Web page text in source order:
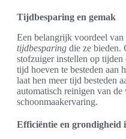
Tijdbesparing en gemak
Een belangrijk voordeel
tijdbesparing die ze bieden.
stofzuiger instellen op tijden
tijd hoeven te besteden aan
laat hen meer tijd besteden
automatisch reinigen van
schoonmaakervaring.
Efficiëntie en grondigheid